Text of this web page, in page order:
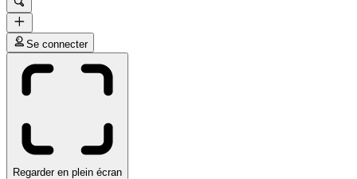
Se connecter
Regarder en plein écran